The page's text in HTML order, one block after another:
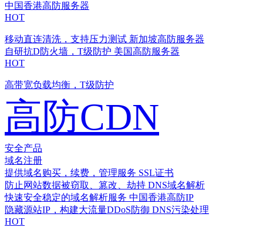
中国香港高防服务器
HOT
移动直连清洗，支持压力测试 新加坡高防服务器
自研抗D防火墙，T级防护 美国高防服务器
HOT
高带宽负载均衡，T级防护
高防CDN
安全产品
域名注册
提供域名购买，续费，管理服务 SSL证书
防止网站数据被窃取、篡改、劫持 DNS域名解析
快速安全稳定的域名解析服务 中国香港高防IP
隐藏源站IP，构建大流量DDoS防御 DNS污染处理
HOT